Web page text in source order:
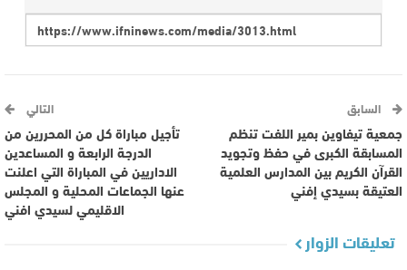
السابق
جمعية تيفاوين بمير اللفت تنظم
المسابقة الكبرى في حفظ وتجويد
القرآن الكريم بين المدارس العلمية
العتيقة بسيدي إفني‎
التالي
تأجيل مباراة كل من المحررين من
الدرجة الرابعة و المساعدين
الاداريين في المباراة التي اعلنت
عنها الجماعات المحلية و المجلس
الاقليمي لسيدي افني
تعليقات الزوار